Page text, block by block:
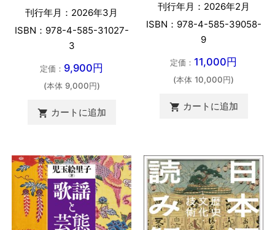
刊行年月：2026年3月
ISBN：978-4-585-31027-
3
定価： 9,900円
(本体 9,000円)
 カートに追加
刊行年月：2026年2月
ISBN：978-4-585-39058-
9
定価： 11,000円
(本体 10,000円)
 カートに追加